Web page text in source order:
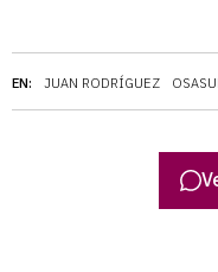
EN: JUAN RODRÍGUEZ